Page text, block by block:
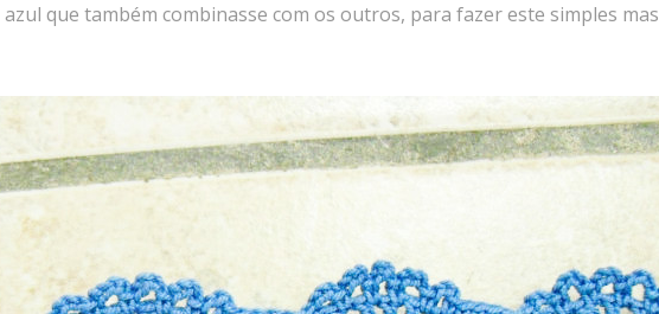
que também combinasse com os outros, para fazer este simples mas